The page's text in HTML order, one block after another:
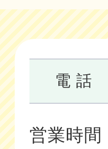
電 話
営業時間